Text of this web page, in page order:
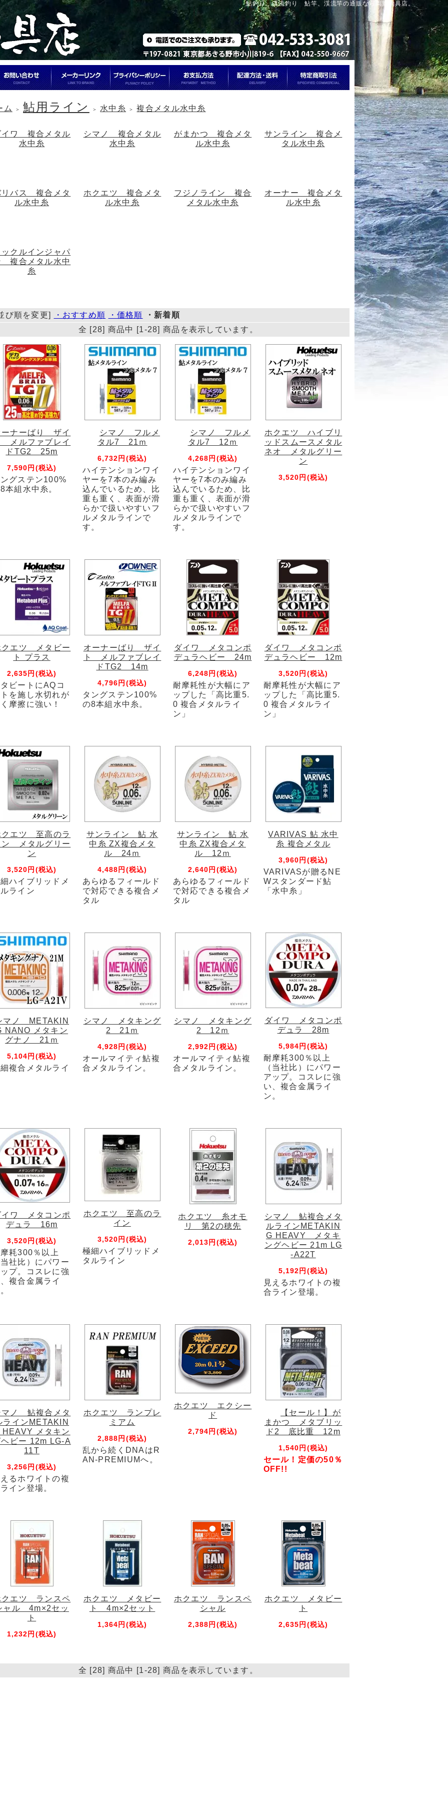
鮎釣り、渓流釣り 鮎竿、渓流竿の通販なら岡野釣具店。
ム ＞ 鮎用ライン ＞ 水中糸 ＞ 複合メタル水中糸
イワ 複合メタル
水中糸
シマノ 複合メタル
水中糸
がまかつ 複合メタ
ル水中糸
サンライン 複合メ
タル水中糸
リバス 複合メタ
ル水中糸
ホクエツ 複合メタ
ル水中糸
フジノライン 複合
メタル水中糸
オーナー 複合メタ
ル水中糸
ックルインジャパ
複合メタル水中
糸
び順を変更] ・おすすめ順 ・価格順
・新着順
全 [28] 商品中 [1-28] 商品を表示しています。
ーナーばり ザイ
メルファブレイ
ドTG2 25m
7,590円(税込)
グステン100%
本組水中糸。
シマノ フルメ
タル7 21ｍ
6,732円(税込)
ハイテンションワイ
ヤーを7本のみ編み
込んでいるため、比
重も重く、表面が滑
らかで扱いやすいフ
ルメタルラインで
す。
シマノ フルメ
タル7 12ｍ
4,268円(税込)
ハイテンションワイ
ヤーを7本のみ編み
込んでいるため、比
重も重く、表面が滑
らかで扱いやすいフ
ルメタルラインで
す。
ホクエツ ハイブリ
ッドスムースメタル
ネオ メタルグリー
ン
3,520円(税込)
クエツ メタビー
ト プラス
2,635円(税込)
ビートにAQコ
を施し水切れが
摩擦に強い！
オーナーばり ザイ
ト メルファブレイ
ドTG2 14m
4,796円(税込)
タングステン100%
の8本組水中糸。
ダイワ メタコンポ
デュラヘビー 24m
6,248円(税込)
耐摩耗性が大幅にア
ップした「高比重5.
0 複合メタルライ
ン」
ダイワ メタコンポ
デュラヘビー 12m
3,520円(税込)
耐摩耗性が大幅にア
ップした「高比重5.
0 複合メタルライ
ン」
クエツ 至高のラ
ン メタルグリー
ン
3,520円(税込)
ハイブリッドメ
ライン
サンライン 鮎 水
中糸 ZX複合メタ
ル 24ｍ
4,488円(税込)
あらゆるフィールド
で対応できる複合メ
タル
サンライン 鮎 水
中糸 ZX複合メタ
ル 12ｍ
2,640円(税込)
あらゆるフィールド
で対応できる複合メ
タル
VARIVAS 鮎 水中
糸 複合メタル
3,960円(税込)
VARIVASが贈るNE
Wスタンダード鮎
「水中糸」
マノ METAKIN
NANO メタキン
グナノ 21ｍ
5,104円(税込)
複合メタルライ
シマノ メタキング
2 21ｍ
4,928円(税込)
オールマイティ鮎複
合メタルライン。
シマノ メタキング
2 12ｍ
2,992円(税込)
オールマイティ鮎複
合メタルライン。
ダイワ メタコンポ
デュラ 28m
5,984円(税込)
耐摩耗300％以上
（当社比）にパワー
アップ。コスレに強
い、複合金属ライ
ン。
イワ メタコンポ
デュラ 16m
3,520円(税込)
耗300％以上
社比）にパワー
プ。コスレに強
複合金属ライ
ホクエツ 至高のラ
イン
3,520円(税込)
極細ハイブリッドメ
タルライン
ホクエツ 糸オモ
リ 第2の穂先
2,013円(税込)
シマノ 鮎複合メタ
ルラインMETAKIN
G HEAVY メタキ
ングヘビー 21m LG
-A22T
5,192円(税込)
見えるホワイトの複
合ライン登場。
マノ 鮎複合メタ
ラインMETAKIN
HEAVY メタキン
ビー 12m LG-A
11T
3,256円(税込)
るホワイトの複
イン登場。
ホクエツ ランプレ
ミアム
2,888円(税込)
乱から続くDNAはR
AN-PREMIUMへ。
ホクエツ エクシー
ド
2,794円(税込)
【セール！】が
まかつ メタブリッ
ド2 底比重 12m
1,540円(税込)
セール！定価の50％
OFF!!
クエツ ランスペ
ャル 4m×2セッ
ト
1,232円(税込)
ホクエツ メタビー
ト 4m×2セット
1,364円(税込)
ホクエツ ランスペ
シャル
2,388円(税込)
ホクエツ メタビー
ト
2,635円(税込)
全 [28] 商品中 [1-28] 商品を表示しています。